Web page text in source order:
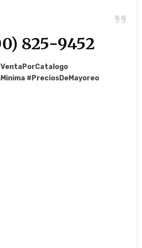
825-9452
#PreciosDeMayoreo